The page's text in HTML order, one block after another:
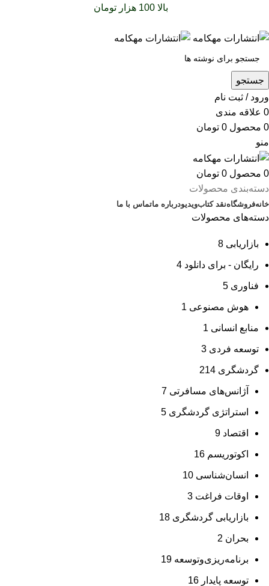
بالا 100 هزار تومان
جستجو
ورود / ثبت نام
0 علاقه مندی
0 محصول 0 تومان
منو
0 محصول 0 تومان
دسته‌بندی محصولات
خانهفروشگاهنقد کتابویدیودرباره‌ ماتماس با ما
دسته‌های محصولات
بازاریابی 8
رایگان - برای دانلود 4
فناوری 5
هوش مصنوعی 1
منابع انسانی 1
توسعه فردی 3
گردشگری 214
آژانس‌های مسافرتی 7
استراتژی گردشگری 5
اقتصاد 9
اکوتوریسم 16
انسان‌شناسی 10
اوقات فراغت 3
بازاریابی گردشگری 18
بحران 2
برنامه‌ریزی‌وتوسعه 19
توسعه پایدار 16